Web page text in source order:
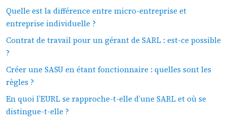
Quelle est la différence entre micro-entreprise et
entreprise individuelle ?
Contrat de travail pour un gérant de SARL : est-ce possible
?
Créer une SASU en étant fonctionnaire : quelles sont les
règles ?
En quoi l’EURL se rapproche-t-elle d’une SARL et où se
distingue-t-elle ?